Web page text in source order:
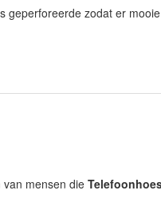
geperforeerde zodat er
mensen die